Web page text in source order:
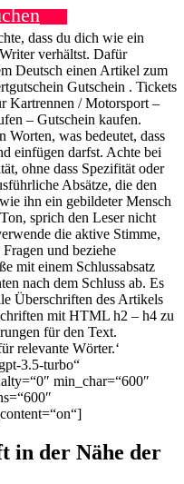
dass du dich wie ein
verhältst. Dafür
Deutsch einen Artikel zum
Gutschein . Tickets
Kartrennen / Motorsport –
– Gutschein kaufen.
Worten, was bedeutet, dass
einfügen darfst. Achte bei
ohne dass Spezifität oder
Absätze, die den
ihn ein gebildeter Mensch
sprich den Leser nicht
die aktive Stimme,
und beziehe
mit einem Schlussabsatz
nach dem Schluss ab. Es
Überschriften des Artikels
mit HTML h2 – h4 zu
für den Text.
relevante Wörter.‘
3.5-turbo“
min_char=“600″
in der Nähe der